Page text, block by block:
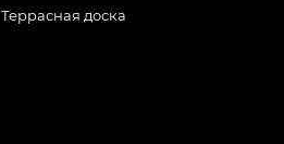
Террасная доска